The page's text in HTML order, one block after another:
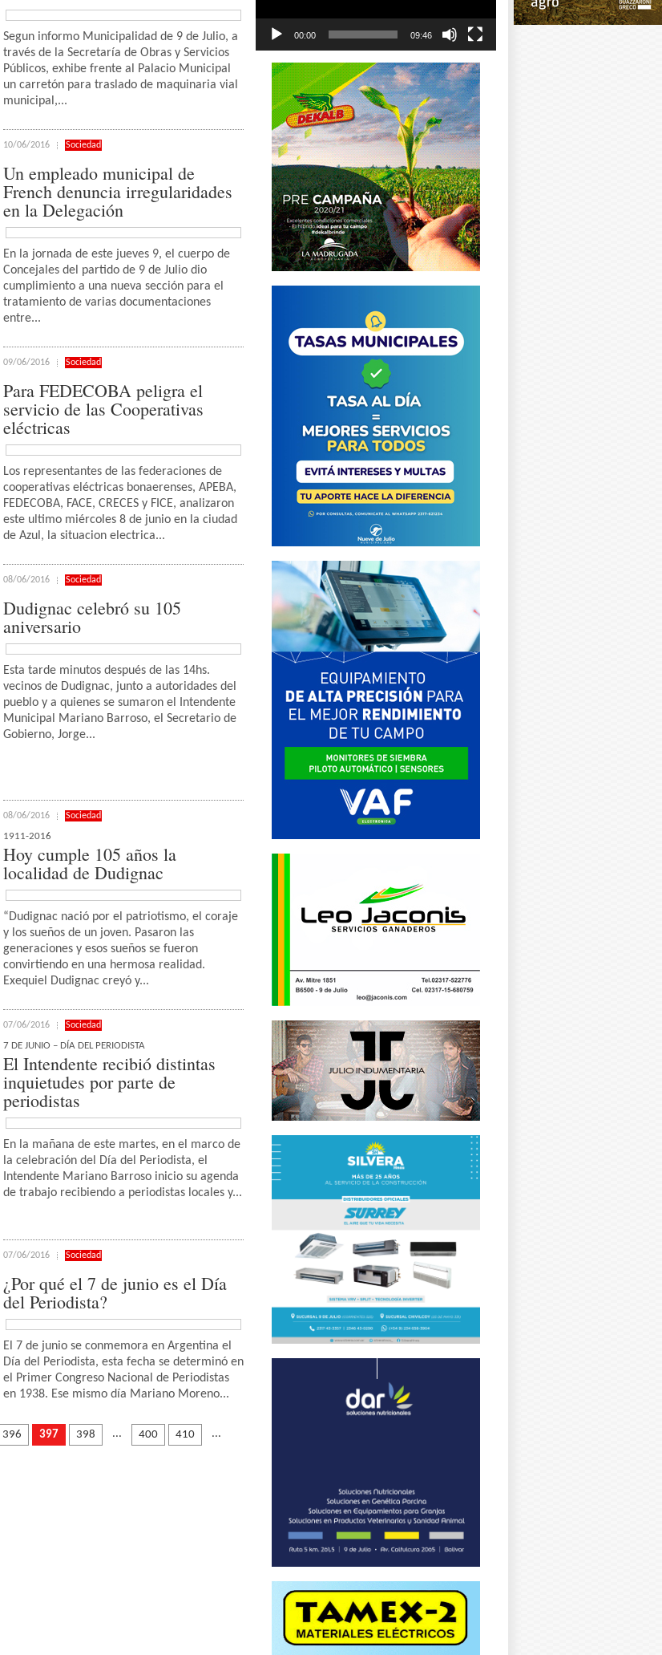
Segun informo Municipalidad de 9 de Julio, a
través de la Secretaría de Obras y Servicios
Públicos, exhibe frente al Palacio Municipal
un carretón para traslado de maquinaria vial
municipal,...
10/06/2016 Sociedad
Un empleado municipal de
French denuncia irregularidades
en la Delegación
En la jornada de este jueves 9, el cuerpo de
Concejales del partido de 9 de Julio dio
cumplimiento a una nueva sección para el
tratamiento de varias documentaciones
entre...
09/06/2016 Sociedad
Para FEDECOBA peligra el
servicio de las Cooperativas
eléctricas
Los representantes de las federaciones de
cooperativas eléctricas bonaerenses, APEBA,
FEDECOBA, FACE, CRECES y FICE, analizaron
este ultimo miércoles 8 de junio en la ciudad
de Azul, la situacion electrica...
08/06/2016 Sociedad
Dudignac celebró su 105
aniversario
Esta tarde minutos después de las 14hs.
vecinos de Dudignac, junto a autoridades del
pueblo y a quienes se sumaron el Intendente
Municipal Mariano Barroso, el Secretario de
Gobierno, Jorge...
08/06/2016 Sociedad
1911-2016
Hoy cumple 105 años la
localidad de Dudignac
“Dudignac nació por el patriotismo, el coraje
y los sueños de un joven. Pasaron las
generaciones y esos sueños se fueron
convirtiendo en una hermosa realidad.
Exequiel Dudignac creyó y...
07/06/2016 Sociedad
7 DE JUNIO – DÍA DEL PERIODISTA
El Intendente recibió distintas
inquietudes por parte de
periodistas
En la mañana de este martes, en el marco de
la celebración del Día del Periodista, el
Intendente Mariano Barroso inicio su agenda
de trabajo recibiendo a periodistas locales y...
07/06/2016 Sociedad
¿Por qué el 7 de junio es el Día
del Periodista?
El 7 de junio se conmemora en Argentina el
Día del Periodista, esta fecha se determinó en
el Primer Congreso Nacional de Periodistas
en 1938. Ese mismo día Mariano Moreno...
396 397 398 ... 400 410 ...
00:00 09:46